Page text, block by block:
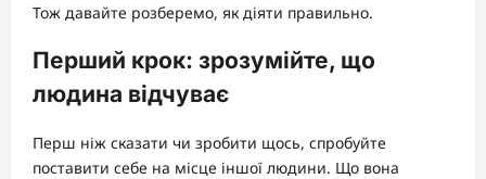
Тож давайте розберемо, як діяти правильно.
Перший крок: зрозумійте, що
людина відчуває
Перш ніж сказати чи зробити щось, спробуйте
поставити себе на місце іншої людини. Що вона